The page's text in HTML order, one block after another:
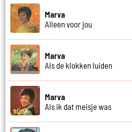
Marva
Alleen voor jou
Marva
Als de klokken luiden
Marva
Als ik dat meisje was